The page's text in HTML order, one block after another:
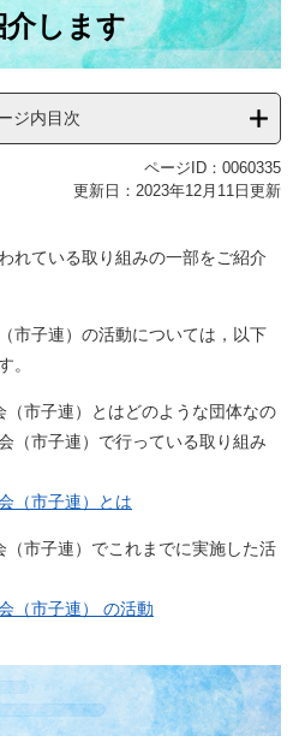
します
ジ内目次
ページID：0060335
更新日：2023年12月11日更新
れている取り組みの一部をご紹介
市子連）の活動については，以下
。
市子連）とはどのような団体なの
（市子連）で行っている取り組み
（市子連）とは
市子連）でこれまでに実施した活
（市子連） の活動